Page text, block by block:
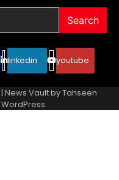
Search
linkedin youtube
| News Vault byTahseen
WordPress.